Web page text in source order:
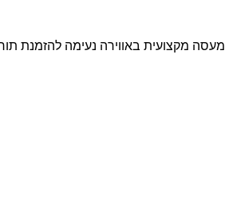
מקצועית באווירה נעימה להזמנת